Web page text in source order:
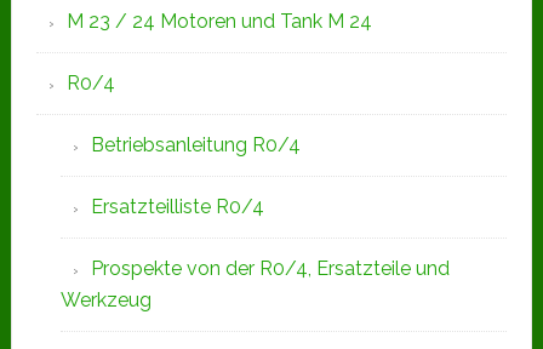
M 23 / 24 Motoren und Tank M 24
R0/4
Betriebsanleitung R0/4
Ersatzteilliste R0/4
Prospekte von der R0/4, Ersatzteile und
Werkzeug